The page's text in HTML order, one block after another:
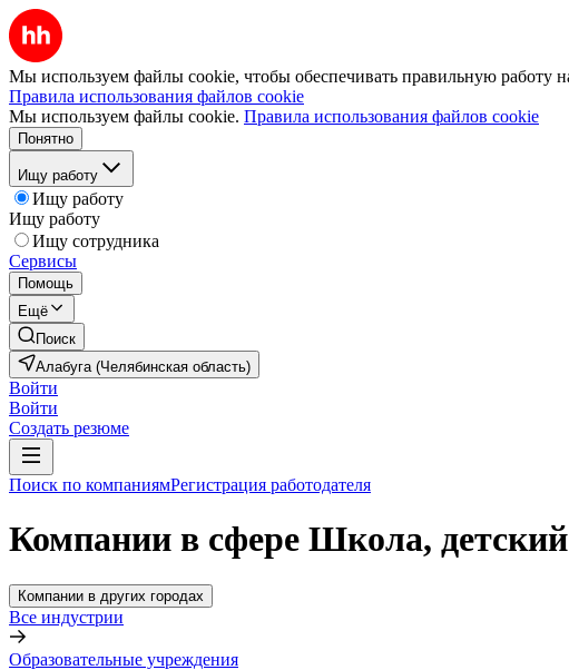
Мы используем файлы cookie, чтобы обеспечивать правильную работу
Правила использования файлов cookie
Мы используем файлы cookie. Правила использования файлов cookie
Понятно
Ищу работу
Ищу работу
Ищу работу
Ищу сотрудника
Сервисы
Помощь
Ещё
Поиск
Алабуга (Челябинская область)
Войти
Войти
Создать резюме
Поиск по компаниямРегистрация работодателя
Компании в сфере Школа,
Компании в других городах
Все индустрии
Образовательные учреждения